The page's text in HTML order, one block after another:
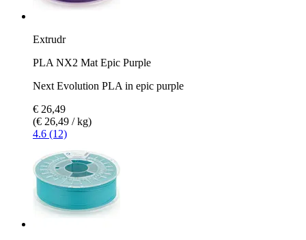
Extrudr
PLA NX2 Mat Epic Purple
Next Evolution PLA in epic purple
€ 26,49
(€ 26,49 / kg)
4.6 (12)